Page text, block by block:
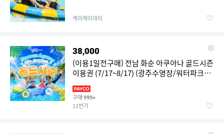
케이케이데이
38,000
(이용1일전구매) 전남 화순 아쿠아나 골드시즌
이용권 (7/17~8/17) (광주수영장/워터파크/전
남수영장/스파)
구매 999+
11번가